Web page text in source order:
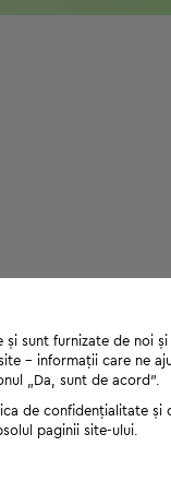
sunt furnizate de noi
- informații care ne
„Da, sunt de acord”.
de confidențialitate
paginii site-ului.